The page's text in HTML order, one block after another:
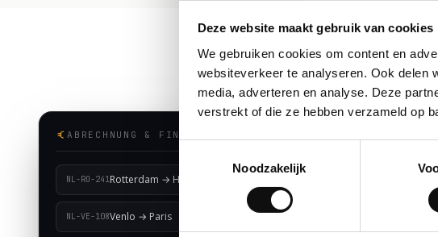
Deze website maakt gebruik van cookies
We gebruiken cookies om content en
websiteverkeer te analyseren. Ook delen
media, adverteren en analyse. Deze
verstrekt of die ze hebben verzameld op
Noodzakelijk
ABRECHNUNG & FINANZEN
NL-RO-241Rotterdam → Hamburg
NL-VE-108Venlo → Paris